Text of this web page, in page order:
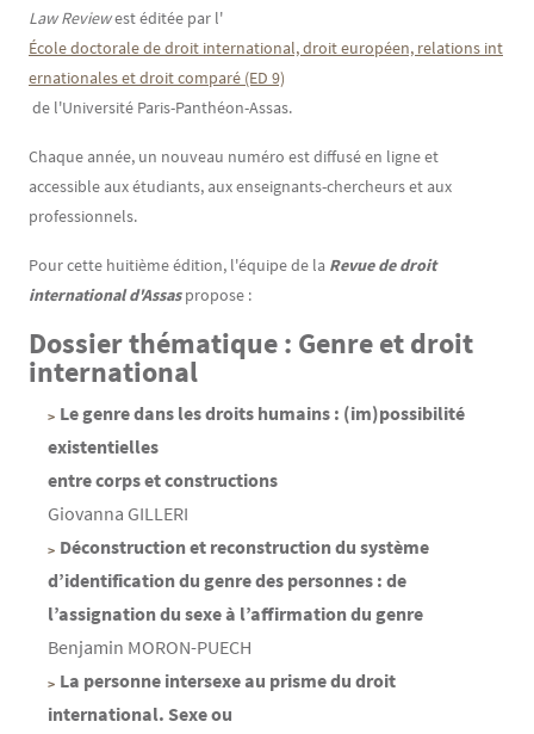
Law Reviewest éditée par l'
École doctorale de droit international, droit européen, relations int
ernationales et droit comparé (ED 9)
de l'Université Paris-Panthéon-Assas.
Chaque année, un nouveau numéro est diffusé en ligne et
accessible aux étudiants, aux enseignants-chercheurs et aux
professionnels.
Pour cette huitième édition, l'équipe de la Revue de droit
international d'Assaspropose :
Dossier thématique : Genre et droit
international
Le genre dans les droits humains : (im)possibilité
existentielles
entre corps et constructions
Giovanna GILLERI
Déconstruction et reconstruction du système
d’identification du genre des personnes : de
l’assignation du sexe à l’affirmation du genre
Benjamin MORON-PUECH
La personne intersexe au prisme du droit
international. Sexe ou